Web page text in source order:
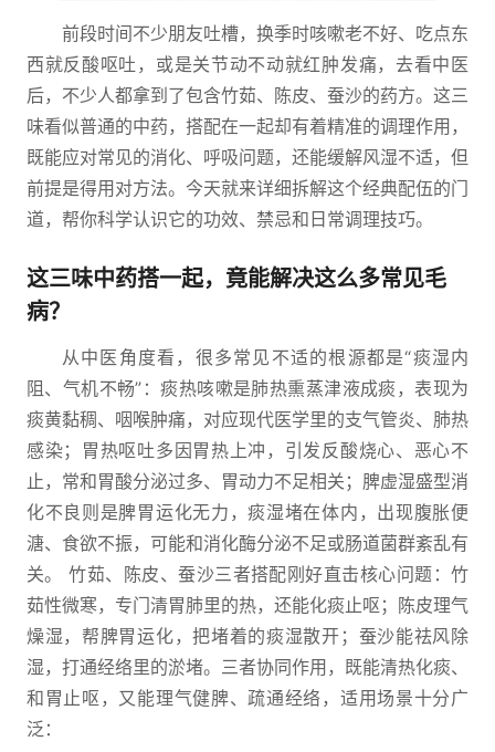
前段时间不少朋友吐槽，换季时咳嗽老不好、吃点东
西就反酸呕吐，或是关节动不动就红肿发痛，去看中医
后，不少人都拿到了包含竹茹、陈皮、蚕沙的药方。这三
味看似普通的中药，搭配在一起却有着精准的调理作用，
既能应对常见的消化、呼吸问题，还能缓解风湿不适，但
前提是得用对方法。今天就来详细拆解这个经典配伍的门
道，帮你科学认识它的功效、禁忌和日常调理技巧。
这三味中药搭一起，竟能解决这么多常见毛
病？
从中医角度看，很多常见不适的根源都是“痰湿内
阻、气机不畅”：痰热咳嗽是肺热熏蒸津液成痰，表现为
痰黄黏稠、咽喉肿痛，对应现代医学里的支气管炎、肺热
感染；胃热呕吐多因胃热上冲，引发反酸烧心、恶心不
止，常和胃酸分泌过多、胃动力不足相关；脾虚湿盛型消
化不良则是脾胃运化无力，痰湿堵在体内，出现腹胀便
溏、食欲不振，可能和消化酶分泌不足或肠道菌群紊乱有
关。 竹茹、陈皮、蚕沙三者搭配刚好直击核心问题：竹
茹性微寒，专门清胃肺里的热，还能化痰止呕；陈皮理气
燥湿，帮脾胃运化，把堵着的痰湿散开；蚕沙能祛风除
湿，打通经络里的淤堵。三者协同作用，既能清热化痰、
和胃止呕，又能理气健脾、疏通经络，适用场景十分广
泛：